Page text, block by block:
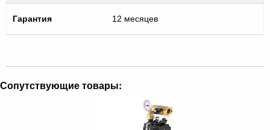
Гарантия 12 месяцев
Сопутствующие товары: